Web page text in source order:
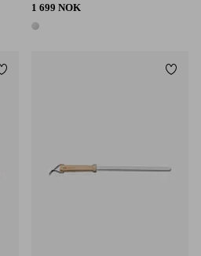
1 699 NOK
1 farge
Legg til favoritter